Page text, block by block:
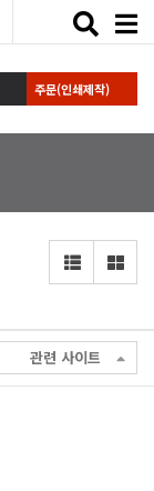
Toggle
주문(인쇄제작)
관련 사이트